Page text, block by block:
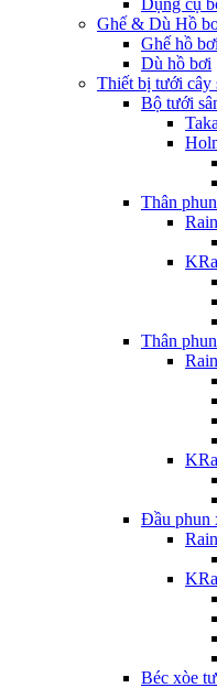
Dụng cụ
Ghế & Dù Hồ
Ghế hồ bơi
Dù hồ bơi
Thiết bị tưới cây
Bộ tưới
Thân
Thân
Đầu phun
Béc xòe